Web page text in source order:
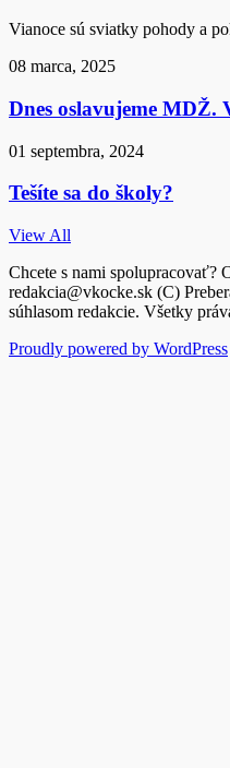
Vianoce sú sviatky pohody a
08 marca, 2025
Dnes oslavujeme MDŽ.
01 septembra, 2024
Tešíte sa do školy?
View All
Chcete s nami spolupracovať?
redakcia@vkocke.sk (C)
súhlasom redakcie. Všetky
Proudly powered by WordPress